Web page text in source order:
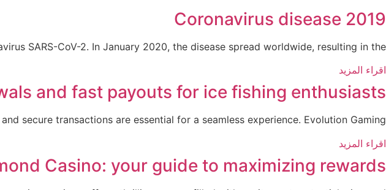
Coronavirus disease 2019
SARS-CoV-2. In January 2020, the disease spread worldwide, resulting in the
اقراء المزيد
and fast payouts for ice fishing enthusiasts
secure transactions are essential for a seamless experience. Evolution Gaming,
اقراء المزيد
Casino: your guide to maximizing rewards